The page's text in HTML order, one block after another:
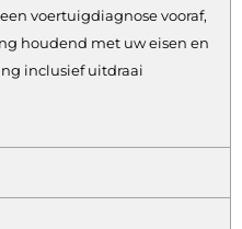
voertuigdiagnose vooraf,
houdend met uw eisen en
inclusief uitdraai